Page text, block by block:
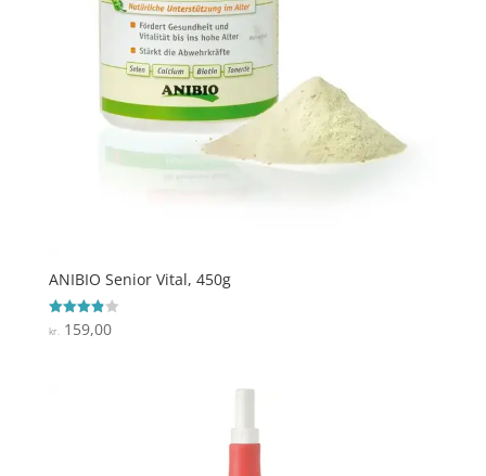
ANIBIO Senior Vital, 450g
Vurderet
3.9
kr.159,00